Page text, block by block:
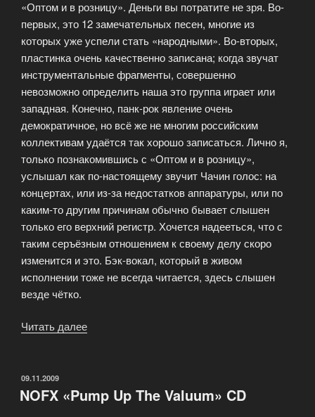
«Оптом и в розницу». Деньги вы потратите не зря. Во-
первых, это 12 замечательных песен, многие из
которых уже успели стать «народными». Во-вторых,
пластинка очень качественно записана; когда звучат
инструментальные фрагменты, совершенно
невозможно определить наша это группа играет или
западная. Конечно, панк-рок явление очень
демократичное, но всё же не многим российским
коллективам удаётся так хорошо записаться. Лично я,
только познакомившись с «Оптом и в розницу»,
услышал как по-настоящему звучит Чачин голос: на
концертах, или из-за недостатков аппаратуры, или по
каким-то другим причинам обычно бывает слышен
только его верхний регистр. Хочется надееться, что с
таким серъёзным отношением к своему делу скоро
изменится и это. Бэк-вокал, который в живом
исполнении тоже не всегда читается, здесь слышен
везде чётко.
Читать далее
розницу»»
ОПУБЛИКОВАНО
09.11.2009
NOFX «Pump Up The Valuum» CD